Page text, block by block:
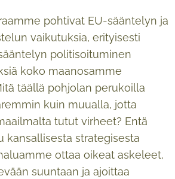
pohtivat EU-sääntelyn ja
vaikutuksia, erityisesti
politisoituminen
koko maanosamme
täällä pohjolan perukoilla
kuin muualla, jotta
tutut virheet? Entä
kansallisesta strategisesta
ottaa oikeat askeleet,
suuntaan ja ajoittaa